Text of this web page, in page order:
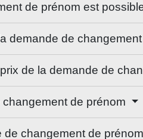
de prénom est
demande de
de la demande de
de prénom
de changement de prénom